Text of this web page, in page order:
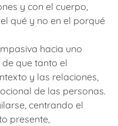
y con el cuerpo,
qué y no en el porqué
hacia uno
que tanto el
y las relaciones,
de las personas.
centrando el
presente,